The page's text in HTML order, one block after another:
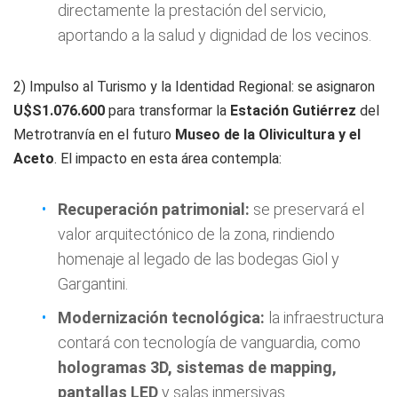
directamente la prestación del servicio,
aportando a la salud y dignidad de los vecinos.
2) Impulso al Turismo y la Identidad Regional: se asignaron
U$S1.076.600 para transformar la Estación Gutiérrez del
Metrotranvía en el futuro Museo de la Olivicultura y el
Aceto. El impacto en esta área contempla:
Recuperación patrimonial: se preservará el
valor arquitectónico de la zona, rindiendo
homenaje al legado de las bodegas Giol y
Gargantini.
Modernización tecnológica: la infraestructura
contará con tecnología de vanguardia, como
hologramas 3D, sistemas de mapping,
pantallas LEDy salas inmersivas.